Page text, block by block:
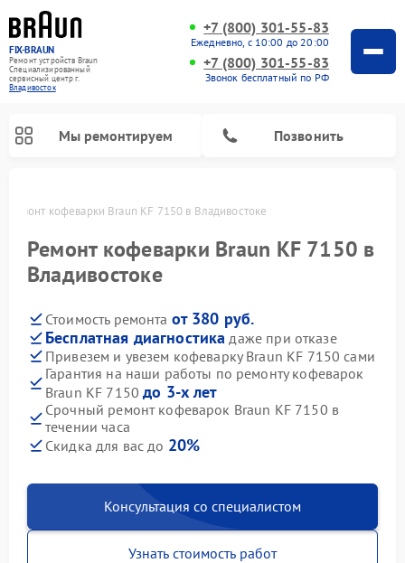
FIX-BRAUN
Ремонт устройств Braun
Специализированный
cервисный центр г.
Владивосток
+7 (800) 301-55-83
Ежедневно, с 10:00 до 20:00
+7 (800) 301-55-83
Звонок бесплатный по РФ
Мы ремонтируем Позвонить
Ремонт кофеварки Braun KF 7150 в Владивостоке
Ремонт кофеварки Braun KF 7150 в
Владивостоке
Стоимость ремонта от 380 руб.
Бесплатная диагностика даже при отказе
Привезем и увезем кофеварку Braun KF 7150 сами
Гарантия на наши работы по ремонту кофеварок
Braun KF 7150до 3-х лет
Срочный ремонт кофеварок Braun KF 7150 в
течении часа
Скидка для вас до 20%
Консультация со специалистом
Узнать стоимость работ